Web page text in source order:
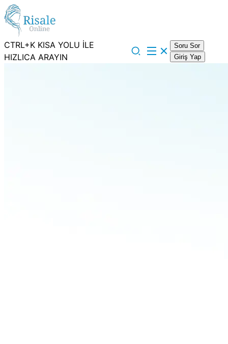
CTRL+K KISA YOLU İLE
HIZLICA ARAYIN
Soru Sor
Giriş Yap